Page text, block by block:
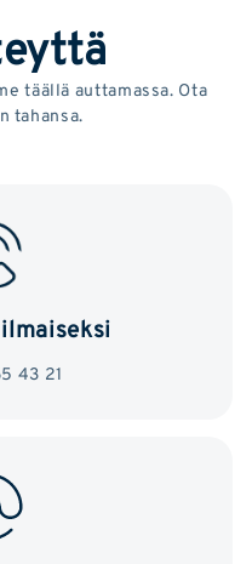
täällä auttamassa. Ota
tahansa.
43 21